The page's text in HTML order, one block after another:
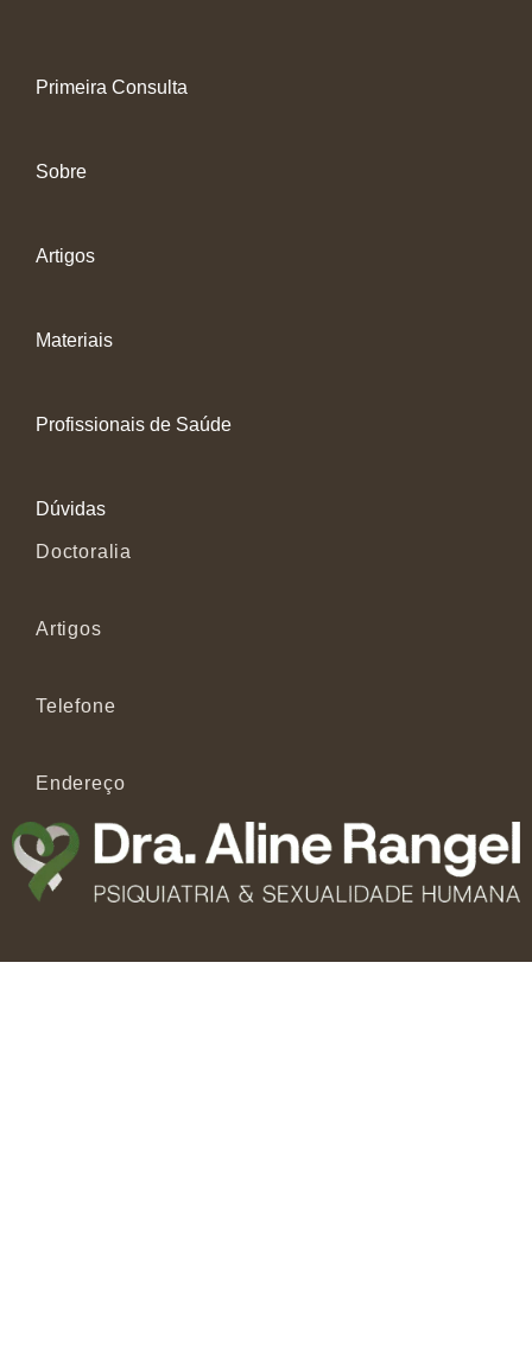
Primeira Consulta
Sobre
Artigos
Materiais
Profissionais de Saúde
Dúvidas
Doctoralia
Artigos
Telefone
Endereço